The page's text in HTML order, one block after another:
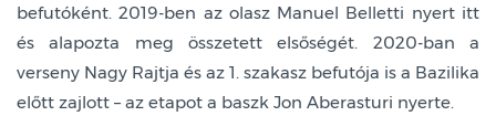
befutóként. 2019-ben az olasz Manuel Belletti nyert itt
és alapozta meg összetett elsőségét. 2020-ban a
verseny Nagy Rajtja és az 1. szakasz befutója is a Bazilika
előtt zajlott – az etapot a baszk Jon Aberasturi nyerte.